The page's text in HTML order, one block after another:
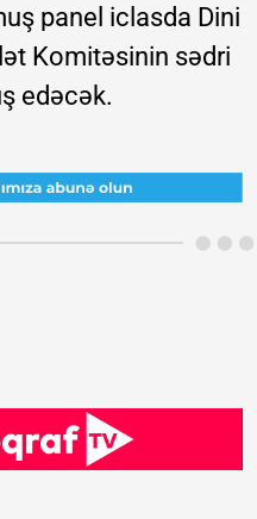
panel iclasda Dini
Komitəsinin sədri
edəcək.